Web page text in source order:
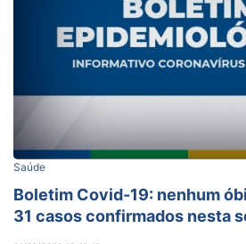
Saúde
Boletim Covid-19: nenhum
31 casos confirmados nesta